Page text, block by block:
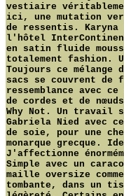
vestiaire
ici, une mutation
de ressentis. Karyna
l'hôtel
en satin fluide
totalement fashion.
Toujours ce
sacs se couvrent de
ressemblance avec
de cordes et de
Why Not. Un travail
Gabriela Nied avec
de soie, pour une
monarque grecque.
J'affectionne
Simple avec un
maille oversize
tombante, dans un